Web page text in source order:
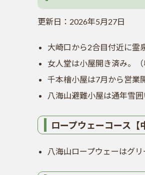
更新日：2026年5月27日
大崎口から2合目付近に霊
女人堂は小屋開き済み。
千本檜小屋は7月から営業
八海山避難小屋は通年雪
ロープウェーコース【
八海山ロープウェーはグ